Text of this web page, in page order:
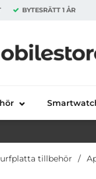
BYTESRÄTT 1 ÅR
Startsidan för
tillbehör